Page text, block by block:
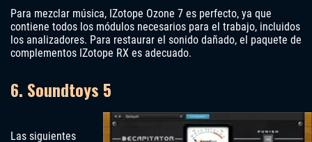
Para mezclar música, IZotope Ozone 7 es perfecto, ya que
contiene todos los módulos necesarios para el trabajo, incluidos
los analizadores. Para restaurar el sonido dañado, el paquete de
complementos IZotope RX es adecuado.
6. Soundtoys 5
Las siguientes